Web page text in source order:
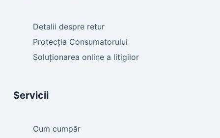
Detalii despre retur
Protecția Consumatorului
Soluționarea online a litigilor
Servicii
Cum cumpăr